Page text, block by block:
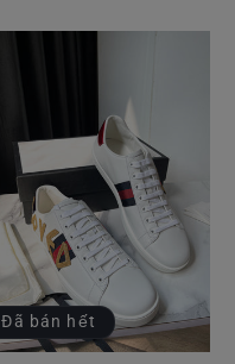
Đã bán hết